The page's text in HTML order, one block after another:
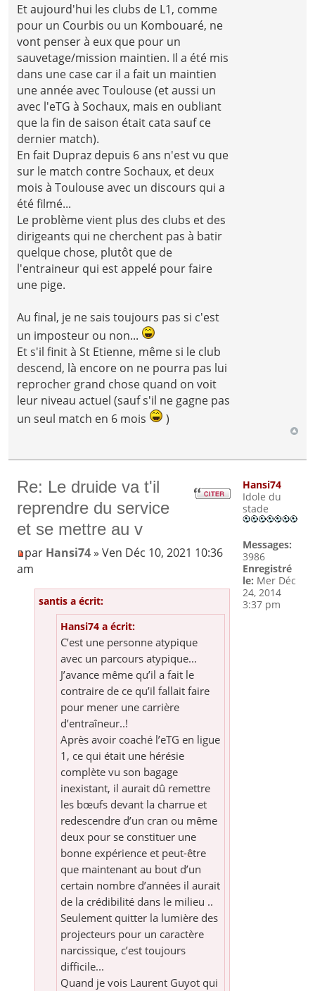
Et aujourd'hui les clubs de L1, comme
pour un Courbis ou un Kombouaré, ne
vont penser à eux que pour un
sauvetage/mission maintien. Il a été mis
dans une case car il a fait un maintien
une année avec Toulouse (et aussi un
avec l'eTG à Sochaux, mais en oubliant
que la fin de saison était cata sauf ce
dernier match).
En fait Dupraz depuis 6 ans n'est vu que
sur le match contre Sochaux, et deux
mois à Toulouse avec un discours qui a
été filmé...
Le problème vient plus des clubs et des
dirigeants qui ne cherchent pas à batir
quelque chose, plutôt que de
l'entraineur qui est appelé pour faire
une pige.
Au final, je ne sais toujours pas si c'est
un imposteur ou non...
Et s'il finit à St Etienne, même si le club
descend, là encore on ne pourra pas lui
reprocher grand chose quand on voit
leur niveau actuel (sauf s'il ne gagne pas
un seul match en 6 mois
)
Re: Le druide va t'il
reprendre du service
et se mettre au v
par Hansi74» Ven Déc 10, 2021 10:36
am
santis a écrit:
Hansi74 a écrit:
C’est une personne atypique
avec un parcours atypique...
J’avance même qu’il a fait le
contraire de ce qu’il fallait faire
pour mener une carrière
d’entraîneur..!
Après avoir coaché l’eTG en ligue
1, ce qui était une hérésie
complète vu son bagage
inexistant, il aurait dû remettre
les bœufs devant la charrue et
redescendre d’un cran ou même
deux pour se constituer une
bonne expérience et peut-être
que maintenant au bout d’un
certain nombre d’années il aurait
de la crédibilité dans le milieu ..
Seulement quitter la lumière des
projecteurs pour un caractère
narcissique, c’est toujours
difficile...
Quand je vois Laurent Guyot qui
Hansi74
Idole du
stade
Messages:
3986
Enregistré
le: Mer Déc
24, 2014
3:37 pm